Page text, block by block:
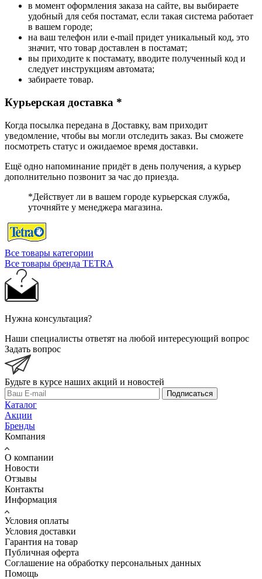
в момент оформления заказа на сайте, вы выбираете
удобный для себя постамат, если такая система работает
в вашем городе;
на ваш телефон или e-mail придет уникальный код, это
значит, что товар доставлен в постамат;
вы приходите к постамату, вводите полученный код и
следует инструкциям автомата;
забираете товар.
Курьерская доставка *
Когда посылка передана в Доставку, вам приходит
уведомление, чтобы вы могли отследить заказ. Вы сможете
посмотреть статус и ожидаемое время доставки.
Ещё одно напоминание придёт в день получения, а курьер
дополнительно позвонит за час до приезда.
*Действует ли в вашем городе курьерская служба,
уточняйте у менеджера магазина.
Все товары категории
Все товары бренда TETRA
Нужна консультация?
Наши специалисты ответят на любой интересующий вопрос
Задать вопрос
Будьте в курсе наших акций и новостей
Подписаться
Каталог
Акции
Бренды
Компания
О компании
Новости
Отзывы
Контакты
Информация
Условия оплаты
Условия доставки
Гарантия на товар
Публичная оферта
Соглашение на обработку персональных данных
Помощь